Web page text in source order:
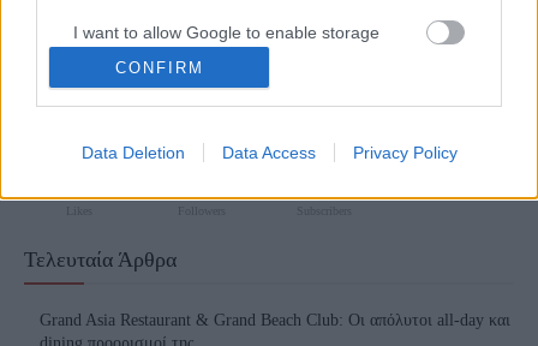
I want to allow Google to enable storage
related to functionality of the website or app.
I want to allow Google to enable storage
related to security, including authentication
user protection.
CONFIRM
Data Deletion Data Access Privacy Policy
Follow us
Τελευταία Άρθρα
Grand Asia Restaurant & Grand Beach Club: Οι απόλυτοι all-day και